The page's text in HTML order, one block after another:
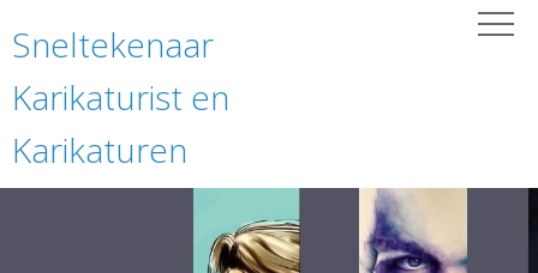
Sneltekenaar
Karikaturist en
Karikaturen